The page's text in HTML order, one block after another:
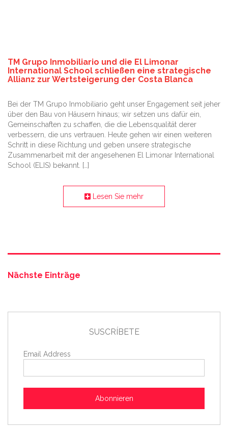
TM Grupo Inmobiliario und die El Limonar
International School schließen eine strategische
Allianz zur Wertsteigerung der Costa Blanca
Bei der TM Grupo Inmobiliario geht unser Engagement seit jeher
über den Bau von Häusern hinaus; wir setzen uns dafür ein,
Gemeinschaften zu schaffen, die die Lebensqualität derer
verbessern, die uns vertrauen. Heute gehen wir einen weiteren
Schritt in diese Richtung und geben unsere strategische
Zusammenarbeit mit der angesehenen El Limonar International
School (ELIS) bekannt. […]
Lesen Sie mehr
Nächste Einträge
SUSCRÍBETE
Email Address
Abonnieren